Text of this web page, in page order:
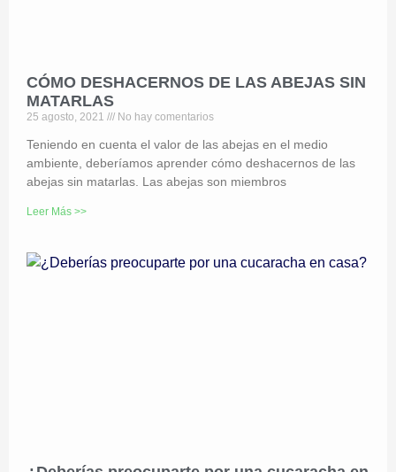
CÓMO DESHACERNOS DE LAS ABEJAS SIN
MATARLAS
25 agosto, 2021 No hay comentarios
Teniendo en cuenta el valor de las abejas en el medio
ambiente, deberíamos aprender cómo deshacernos de las
abejas sin matarlas. Las abejas son miembros
Leer Más >>